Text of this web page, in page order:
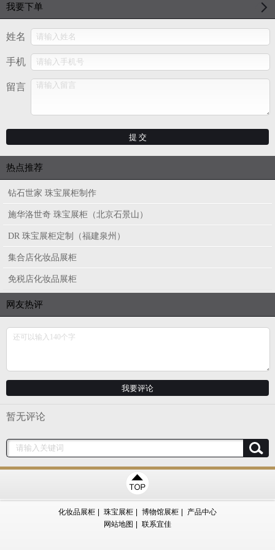
我要下单
姓名
手机
留言
热点推荐
钻石世家 珠宝展柜制作
施华洛世奇 珠宝展柜（北京石景山）
DR 珠宝展柜定制（福建泉州）
集合店化妆品展柜
免税店化妆品展柜
网友热评
暂无评论
化妆品展柜 | 珠宝展柜 | 博物馆展柜 |
产品中心
网站地图 | 联系宜佳